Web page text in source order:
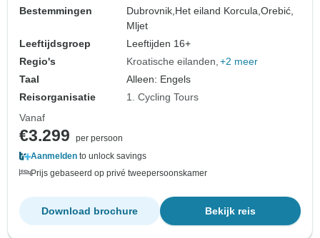
Bestemmingen
Dubrovnik, Het eiland Korcula,Orebić,
Mljet
Leeftijdsgroep
Leeftijden 16+
Regio's
Kroatische eilanden +2 meer
Taal
Alleen: Engels
Reisorganisatie
1. Cycling Tours
Vanaf
€3.299
per persoon
Aanmelden to unlock savings
Prijs gebaseerd op privé tweepersoonskamer
Bekijk reis
Download brochure